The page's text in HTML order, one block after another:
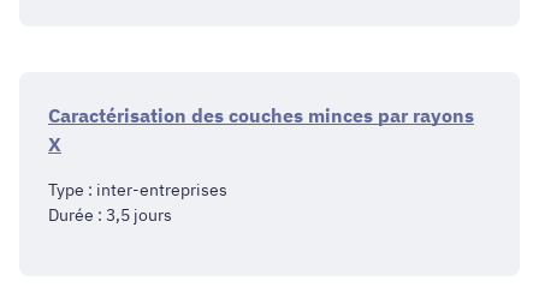
Caractérisation des couches minces par rayons
X
Type : inter-entreprises
Durée : 3,5 jours